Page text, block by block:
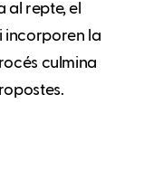
al repte, el
incorporen la
culmina